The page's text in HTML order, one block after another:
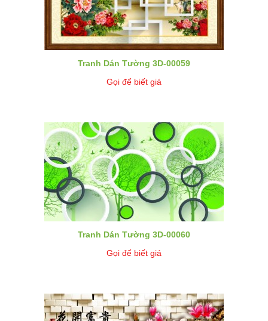
Tranh Dán Tường 3D-00059
Gọi để biết giá
Tranh Dán Tường 3D-00060
Gọi để biết giá